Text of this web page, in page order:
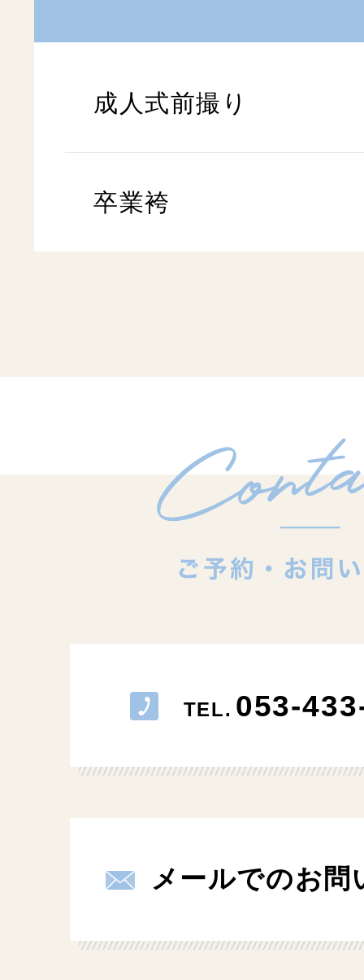
成人式前撮り
卒業袴
TEL.053-
メールでのお問